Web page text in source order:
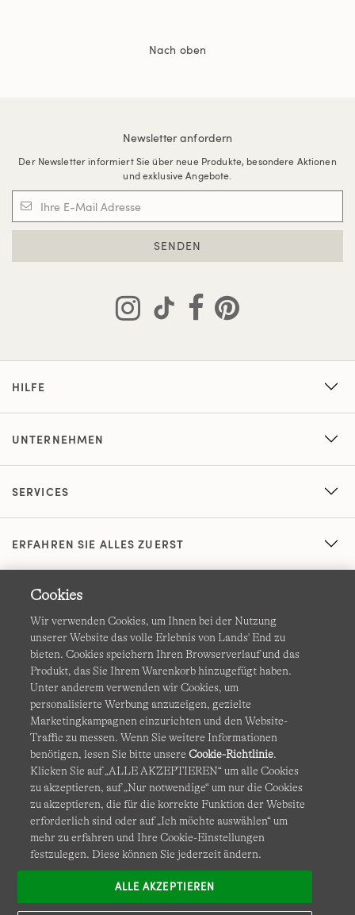
Nach oben
Newsletter anfordern
Der Newsletter informiert Sie über neue Produkte, besondere Aktionen
und exklusive Angebote.
SENDEN
HILFE
UNTERNEHMEN
SERVICES
ERFAHREN SIE ALLES ZUERST
AGB Datenschutz & Sicherheit
Cookies Ich möchte auswählen Barrierefreiheit
Site Map Internationale Websites
Diese Website ist durch reCAPTCHA geschützt. Es gelten die
Datenschutzerklärung undNutzungsbedingungenvon
Google.
Cookies
Wir verwenden Cookies, um Ihnen bei der Nutzung
unserer Website das volle Erlebnis von Lands' End zu
bieten. Cookies speichern Ihren Browserverlauf und das
Produkt, das Sie Ihrem Warenkorb hinzugefügt haben.
Unter anderem verwenden wir Cookies, um
personalisierte Werbung anzuzeigen, gezielte
Marketingkampagnen einzurichten und den Website-
Traffic zu messen. Wenn Sie weitere Informationen
benötigen, lesen Sie bitte unsereCookie-Richtlinie.
Klicken Sie auf „ALLE AKZEPTIEREN“ um alle Cookies
zu akzeptieren, auf „Nur notwendige“ um nur die Cookies
zu akzeptieren, die für die korrekte Funktion der Website
erforderlich sind oder auf „Ich möchte auswählen“ um
mehr zu erfahren und Ihre Cookie-Einstellungen
festzulegen. Diese können Sie jederzeit ändern.
ALLE AKZEPTIEREN